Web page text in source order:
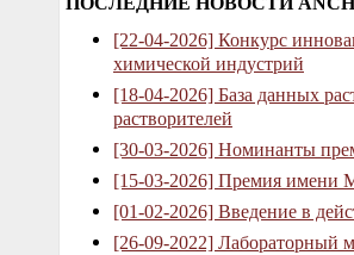
[22-04-2026] Конкурс
химической индустрий
[18-04-2026] База данных
растворителей
[30-03-2026] Номинанты
[15-03-2026] Премия имени
[01-02-2026] Введение в
[26-09-2022] Лабораторный